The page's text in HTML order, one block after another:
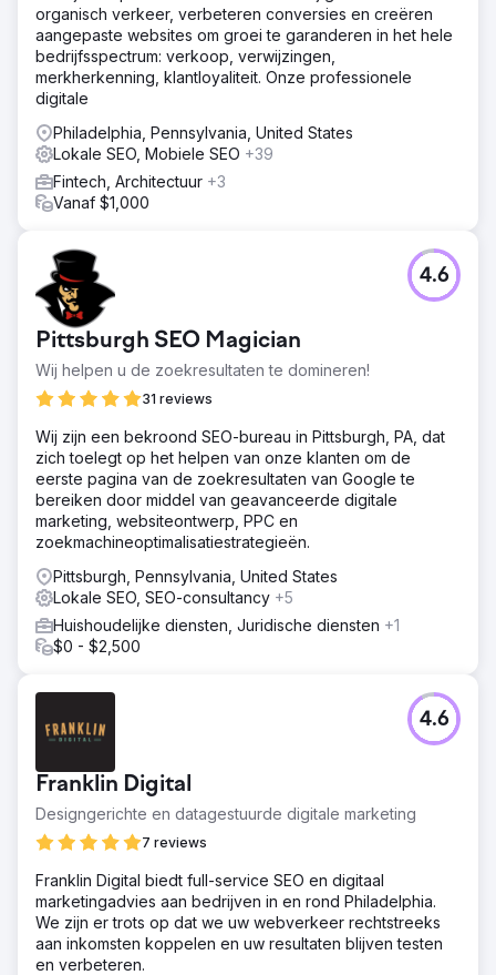
Onze voorgestelde methode is om termen met een hoog
zoekvolume te vinden op basis van plaatsen, zoals Boca
Raton. We optimaliseren on-page aanpassingen aan de
website en werken aan servicepagina's die niet
gebruiksvriendelijk zijn. We streven ernaar om uw
websitezoekopdracht bovenaan de zoekresultaten te
verbeteren om meer verkeer te genereren.
Resultaat
We volgen de beste SEO-praktijken om het organische
de beginfase. Onze moderne aanpak stelt ons in staat om
meer organische leads voor uw bedrijf te genereren. Ook
is de website begonnen te scoren in de top vijf posities
voor de regio Boca Raton.
Naar bureaupagina
organisch verkeer, verbeteren conversies en creëren
aangepaste websites om groei te garanderen in het hele
bedrijfsspectrum: verkoop, verwijzingen,
merkherkenning, klantloyaliteit. Onze professionele
digitale
Philadelphia, Pennsylvania, United States
Lokale SEO, Mobiele SEO +39
Fintech, Architectuur +3
Vanaf $1,000
Pittsburgh SEO Magician
Wij helpen u de zoekresultaten te domineren!
31 reviews
4.6
Wij zijn een bekroond SEO-bureau in Pittsburgh, PA, dat
zich toelegt op het helpen van onze klanten om de
eerste pagina van de zoekresultaten van Google te
bereiken door middel van geavanceerde digitale
marketing, websiteontwerp, PPC en
zoekmachineoptimalisatiestrategieën.
Pittsburgh, Pennsylvania, United States
Lokale SEO, SEO-consultancy +5
Huishoudelijke diensten, Juridische diensten +1
$0 - $2,500
Franklin Digital
Designgerichte en datagestuurde digitale marketing
7 reviews
4.6
Franklin Digital biedt full-service SEO en digitaal
marketingadvies aan bedrijven in en rond Philadelphia.
We zijn er trots op dat we uw webverkeer rechtstreeks
aan inkomsten koppelen en uw resultaten blijven testen
en verbeteren.